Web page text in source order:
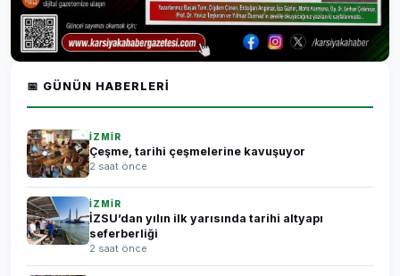
📅 GÜNÜN HABERLERI
İZMİR
Çeşme, tarihi çeşmelerine kavuşuyor
2 saat önce
İZMİR
İZSU’dan yılın ilk yarısında tarihi altyapı
seferberliği
2 saat önce